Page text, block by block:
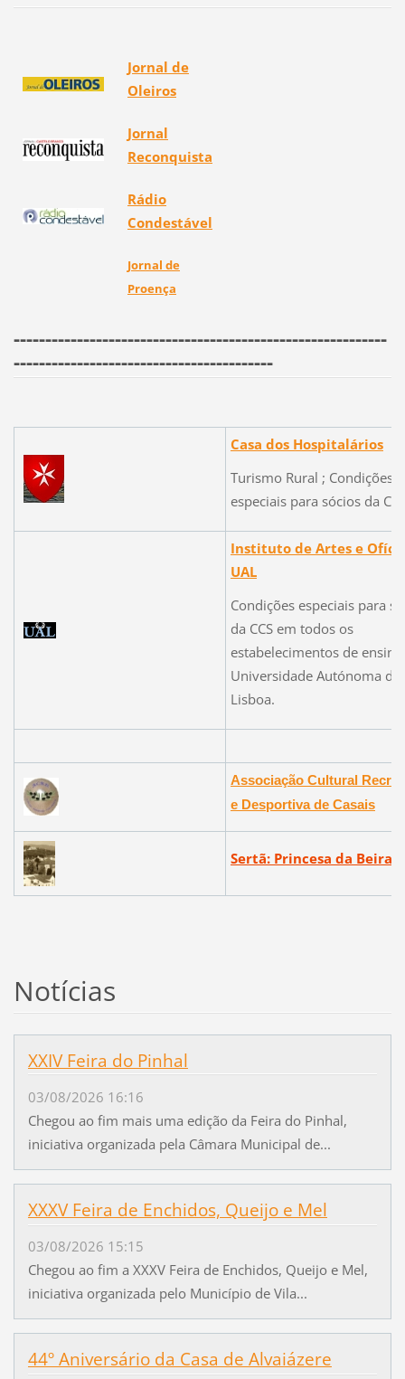
Jornal de
Oleiros
Jornal
Reconquista
Rádio
Condestável
Jornal de
Proença
-----------------------------------------------------------
-----------------------------------------
Casa dos Hospitalários
Turismo Rural ; Condições
especiais para sócios da
Instituto de Artes e
UAL
Condições especiais para
da CCS em todos os
estabelecimentos de
Universidade Autónoma de
Lisboa.
Associação Cultural
e Desportiva de Casais
Sertã: Princesa da Beira
Notícias
XXIV Feira do Pinhal
03/08/2026 16:16
Chegou ao fim mais uma edição da Feira do Pinhal,
iniciativa organizada pela Câmara Municipal de...
XXXV Feira de Enchidos, Queijo e Mel
03/08/2026 15:15
Chegou ao fim a XXXV Feira de Enchidos, Queijo e Mel,
iniciativa organizada pelo Município de Vila...
44º Aniversário da Casa de Alvaiázere